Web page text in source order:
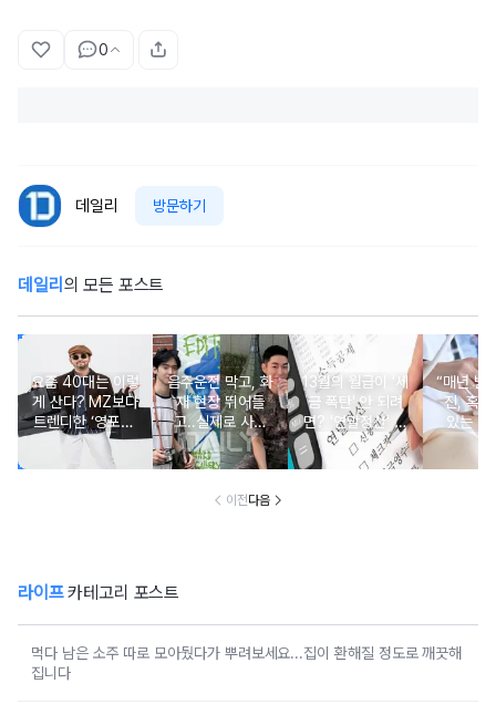
0
데일리 방문하기
데일리 의 모든 포스트
요즘 40대는 이렇
게 산다? MZ보다
트렌디한 ‘영포티’
분석
음주운전 막고, 화
재 현장 뛰어들
고..실제로 사람
구한 연예인 10
13월의 월급이 '세
금 폭탄' 안 되려
면? '연말정산' 핵
심 꿀팁 A to Z
“매년 받
진, 혹시
있는 건
요?”
이전다음
라이프카테고리 포스트
먹다 남은 소주 따로 모아뒀다가 뿌려보세요...집이 환해질 정도로 깨끗해
집니다